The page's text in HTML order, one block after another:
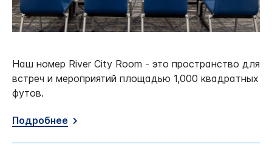
Наш номер River City Room - это пространство для
встреч и мероприятий площадью 1,000 квадратных
футов.
Подробнее